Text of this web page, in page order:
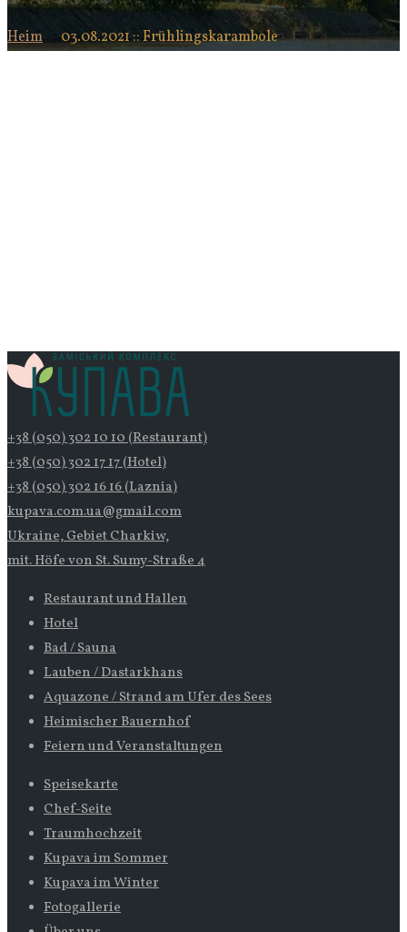
Heim 03.08.2021 :: Frühlingskarambole
+38 (050) 302 10 10 (Restaurant)
+38 (050) 302 17 17 (Hotel)
+38 (050) 302 16 16 (Laznia)
kupava.com.ua@gmail.com
Ukraine, Gebiet Charkiw,
mit. Höfe von St. Sumy-Straße 4
Restaurant und Hallen
Hotel
Bad / Sauna
Lauben / Dastarkhans
Aquazone / Strand am Ufer des Sees
Heimischer Bauernhof
Feiern und Veranstaltungen
Speisekarte
Chef-Seite
Traumhochzeit
Kupava im Sommer
Kupava im Winter
Fotogallerie